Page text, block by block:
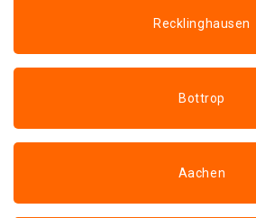
Recklinghausen
Bottrop
Aachen